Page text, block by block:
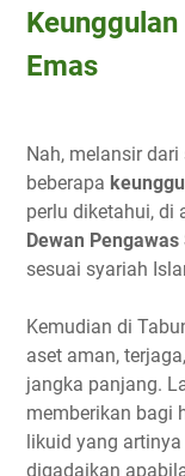
Emas
Nah, melansir
beberapa
perlu diketahui, di
Dewan
sesuai syariah
Kemudian di
aset aman,
jangka panjang.
memberikan bagi
likuid yang
digadaikan